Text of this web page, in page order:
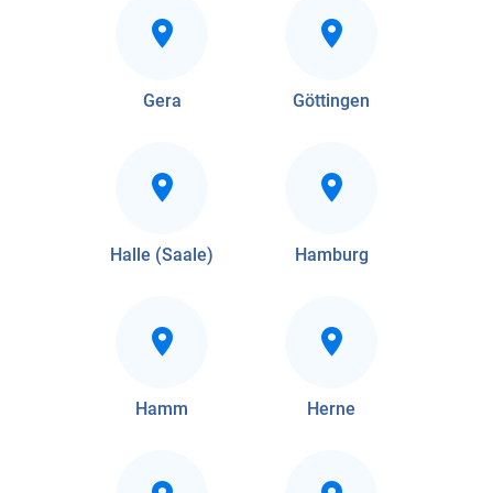
Gera Göttingen
Halle (Saale) Hamburg
Hamm Herne